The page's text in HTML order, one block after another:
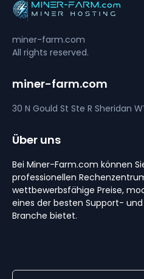
miner-farm.com
All rights reserved.
miner-farm.com
30 N Gould St Ste R Sheridan
Über uns
Bei Miner-Farm.com können
professionellen
wettbewerbsfähige Preise,
eines der besten Support-
Branche bietet.